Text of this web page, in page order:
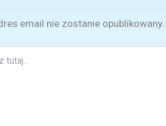
email nie zostanie opublikowany.